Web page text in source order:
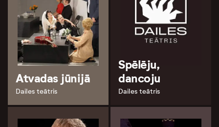
Atvadas jūnijā
Dailes teātris
Spēlēju,
dancoju
Dailes teātris